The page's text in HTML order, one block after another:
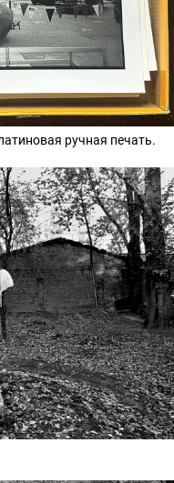
ручная печать.